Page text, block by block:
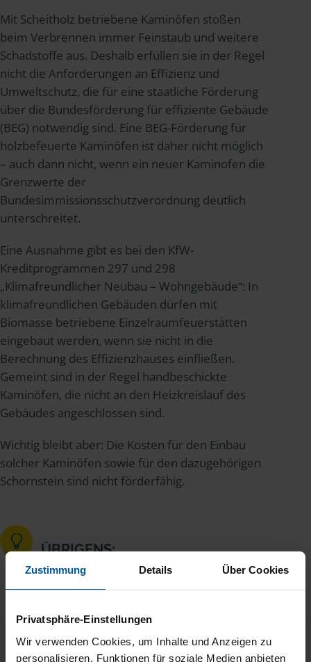
Zustimmung Details Über Cookies
Privatsphäre-Einstellungen
Wir verwenden Cookies, um Inhalte und Anzeigen zu
personalisieren, Funktionen für soziale Medien anbieten
Mit Scheitholz betriebene Kaminöfen stoßen
beim Verbrennen immer Feinstaub und weitere
Schadstoffe aus. Deshalb erfüllen sie in der Regel
nicht die Anforderungen an Effizienz und
Umweltschutz, die für eine staatliche Förderung
über die Bundesförderung für effiziente Gebäude
(BEG) notwendig sind. Eine BEG-Förderung für
holzbefeuerte Kaminöfen ist daher nicht möglich
– auch dann nicht, wenn ein neuer Kaminofen die
Grenzwerte der
Bundesimmissionsschutzverordnung deutlich
unterschreitet.
Eine Ausnahme gibt es bei den KfW-
Kreditprogrammen 297 und 298
„Klimafreundlicher Neubau – Wohngebäude“: In
klimafreundlichen Gebäuden dürfen mit
Biomasse betriebene Einzelraumfeuerstätten
eingebaut werden, wenn sie nicht in die
Berechnung des Effizienzhauses einfließen.
Gemeint sind in der Regel handbeschickte
Kaminöfen, die nicht an den Heizkreislauf des
Gebäudes angeschlossen sind.
Wichtig bleibt aber: Die Kosten für den Einbau
solcher Kaminöfen sowie für den dazugehörigen
Schornstein sind nicht förderfähig.
ÜBRIGENS:
Das Thema Klimaschutz geht uns alle an.
Wer sein Haus energetisch saniert, schont
Steuern. Lesen Sie dazu unseren Artikel
Steuern sparen bei energetischer
Sanierung
.